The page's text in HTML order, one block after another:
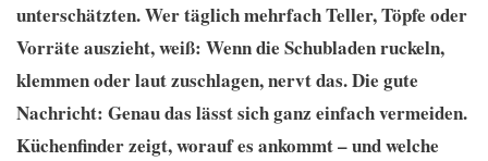
unterschätzten. Wer täglich mehrfach Teller, Töpfe oder
Vorräte auszieht, weiß: Wenn die Schubladen ruckeln,
klemmen oder laut zuschlagen, nervt das. Die gute
Nachricht: Genau das lässt sich ganz einfach vermeiden.
Küchenfinder zeigt, worauf es ankommt – und welche